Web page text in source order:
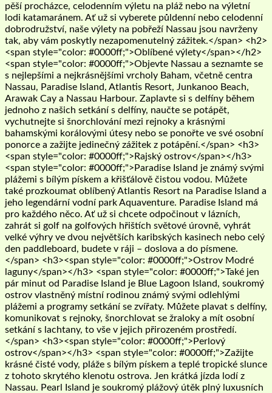
pěší procházce, celodenním výletu na pláž nebo na výletní
lodi katamaránem. Ať už si vyberete půldenní nebo celodenní
dobrodružství, naše výlety na pobřeží Nassau jsou navrženy
tak, aby vám poskytly nezapomenutelný zážitek.</span> <h2>
<span style="color: #0000ff;">Oblíbené výlety</span></h2>
<span style="color: #0000ff;">Objevte Nassau a seznamte se
s nejlepšími a nejkrásnějšími vrcholy Baham, včetně centra
Nassau, Paradise Island, Atlantis Resort, Junkanoo Beach,
Arawak Cay a Nassau Harbour. Zaplavte si s delfíny během
jednoho z našich setkání s delfíny, naučte se potápět,
vychutnejte si šnorchlování mezi rejnoky a krásnými
bahamskými korálovými útesy nebo se ponořte ve své osobní
ponorce a zažijte jedinečný zážitek z potápění.</span> <h3>
<span style="color: #0000ff;">Rajský ostrov</span></h3>
<span style="color: #0000ff;">Paradise Island je známý svými
plážemi s bílým pískem a křišťálově čistou vodou. Můžete
také prozkoumat oblíbený Atlantis Resort na Paradise Island a
jeho legendární vodní park Aquaventure. Paradise Island má
pro každého něco. Ať už si chcete odpočinout v lázních,
zahrát si golf na golfových hřištích světové úrovně, vyhrát
velké výhry ve dvou největších karibských kasinech nebo celý
den paddleboard, budete v ráji – doslova a do písmene.
</span> <h3><span style="color: #0000ff;">Ostrov Modré
laguny</span></h3> <span style="color: #0000ff;">Také jen
pár minut od Paradise Island je Blue Lagoon Island, soukromý
ostrov vlastněný místní rodinou známý svými odlehlými
plážemi a programy setkání se zvířaty. Můžete plavat s delfíny,
komunikovat s rejnoky, šnorchlovat se žraloky a mít osobní
setkání s lachtany, to vše v jejich přirozeném prostředí.
</span> <h3><span style="color: #0000ff;">Perlový
ostrov</span></h3> <span style="color: #0000ff;">Zažijte
krásné čisté vody, pláže s bílým pískem a teplé tropické slunce
z tohoto skrytého klenotu ostrova. Jen krátká jízda lodí z
Nassau. Pearl Island je soukromý plážový útěk plný luxusních